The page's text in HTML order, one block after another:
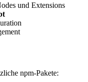
und Extensions
npm-Pakete: